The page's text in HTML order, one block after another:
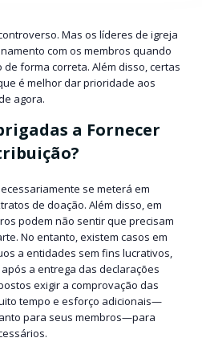
Mas os líderes de igreja
com os membros quando
forma correta. Além disso, certas
é melhor dar prioridade aos
agora.
a Fornecer
se meterá em
de doação. Além disso, em
podem não sentir que precisam
No entanto, existem casos em
a entidades sem fins lucrativos,
a entrega das declarações
exigir a comprovação das
tempo e esforço adicionais—
para seus membros—para